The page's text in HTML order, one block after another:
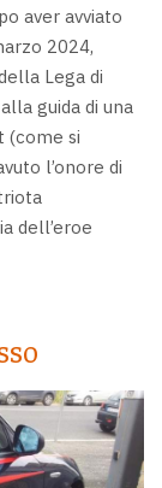
aver avviato
2024,
Lega di
guida di una
(come si
l’onore di
dell’eroe